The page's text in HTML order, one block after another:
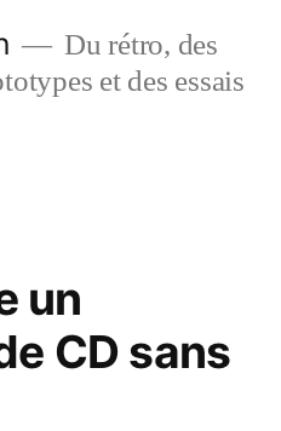
Du rétro, des
et des essais
un
CD sans